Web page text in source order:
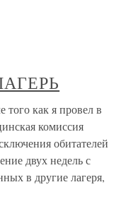
как я провел в
комиссия
обитателей
двух недель с
в другие лагеря,